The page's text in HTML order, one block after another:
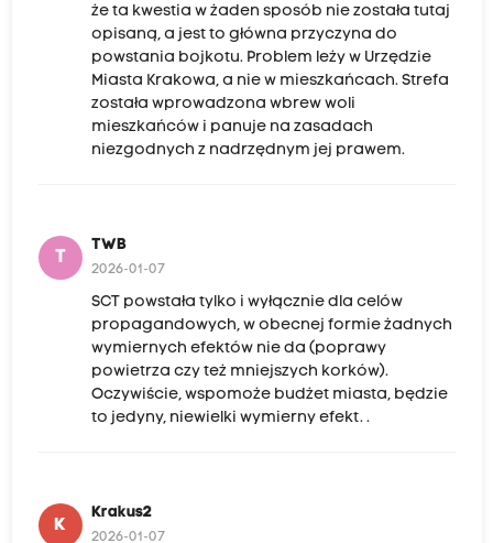
że ta kwestia w żaden sposób nie została tutaj
opisaną, a jest to główna przyczyna do
powstania bojkotu. Problem leży w Urzędzie
Miasta Krakowa, a nie w mieszkańcach. Strefa
została wprowadzona wbrew woli
mieszkańców i panuje na zasadach
niezgodnych z nadrzędnym jej prawem.
T
TWB
2026-01-07
SCT powstała tylko i wyłącznie dla celów
propagandowych, w obecnej formie żadnych
wymiernych efektów nie da (poprawy
powietrza czy też mniejszych korków).
Oczywiście, wspomoże budżet miasta, będzie
to jedyny, niewielki wymierny efekt. .
K
Krakus2
2026-01-07